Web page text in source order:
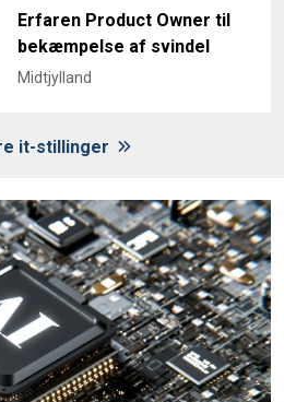
Erfaren Product Owner til
bekæmpelse af svindel
Midtjylland
it-stillinger